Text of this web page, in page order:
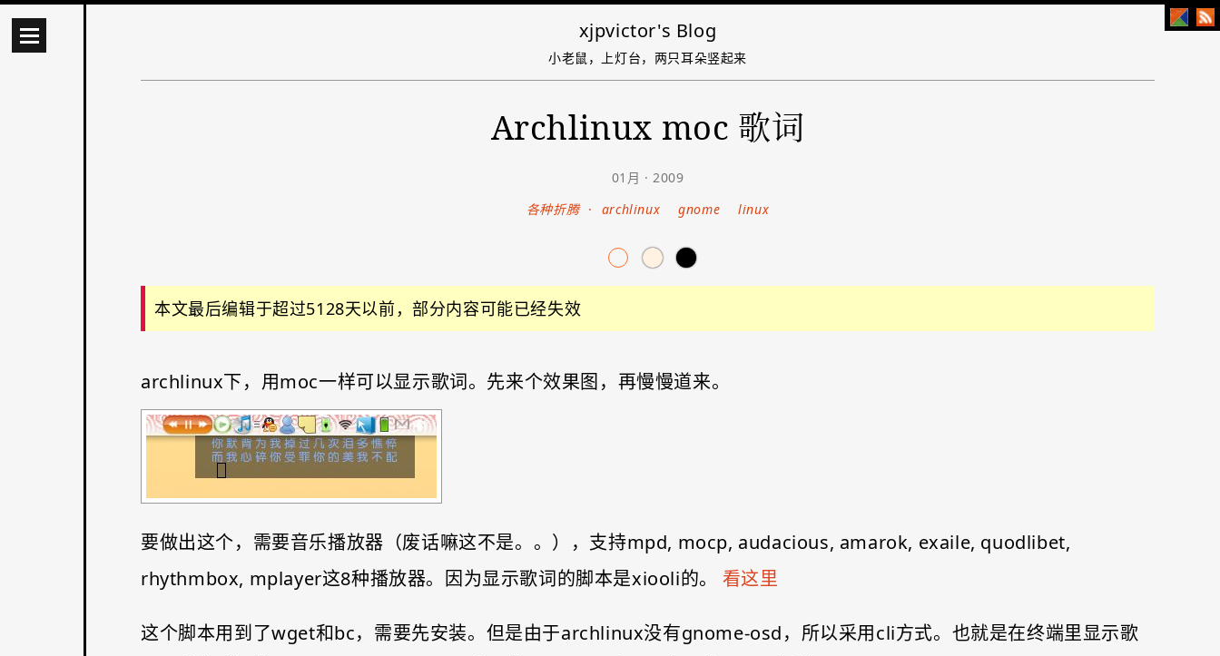
xjpvictor's Blog
小老鼠，上灯台，两只耳朵竖起来
Archlinux moc 歌词
01月 · 2009
各种折腾 · archlinux gnome linux
本文最后编辑于超过5128天以前，部分内容可能已经失效
archlinux下，用moc一样可以显示歌词。先来个效果图，再慢慢道来。
要做出这个，需要音乐播放器（废话嘛这不是。。），支持mpd, mocp, audacious, amarok, exaile, quodlibet,
rhythmbox, mplayer这8种播放器。因为显示歌词的脚本是xiooli的。
看这里
这个脚本用到了wget和bc，需要先安装。但是由于archlinux没有gnome-osd，所以采用cli方式。也就是在终端里显示歌